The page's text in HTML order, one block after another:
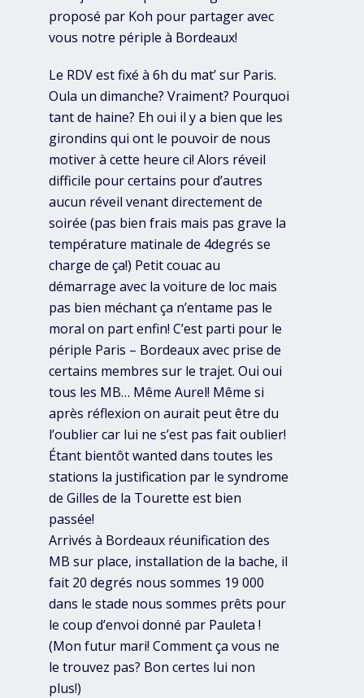
proposé par Koh pour partager avec
vous notre périple à Bordeaux!
Le RDV est fixé à 6h du mat’ sur Paris.
Oula un dimanche? Vraiment? Pourquoi
tant de haine? Eh oui il y a bien que les
girondins qui ont le pouvoir de nous
motiver à cette heure ci! Alors réveil
difficile pour certains pour d’autres
aucun réveil venant directement de
soirée (pas bien frais mais pas grave la
température matinale de 4degrés se
charge de ça!) Petit couac au
démarrage avec la voiture de loc mais
pas bien méchant ça n’entame pas le
moral on part enfin! C’est parti pour le
périple Paris – Bordeaux avec prise de
certains membres sur le trajet. Oui oui
tous les MB… Même Aurel! Même si
après réflexion on aurait peut être du
l’oublier car lui ne s’est pas fait oublier!
Étant bientôt wanted dans toutes les
stations la justification par le syndrome
de Gilles de la Tourette est bien
passée!
Arrivés à Bordeaux réunification des
MB sur place, installation de la bache, il
fait 20 degrés nous sommes 19 000
dans le stade nous sommes prêts pour
le coup d’envoi donné par Pauleta !
(Mon futur mari! Comment ça vous ne
le trouvez pas? Bon certes lui non
plus!)